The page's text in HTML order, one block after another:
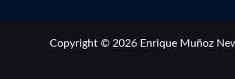
Copyright © 2026 Enrique Muñoz